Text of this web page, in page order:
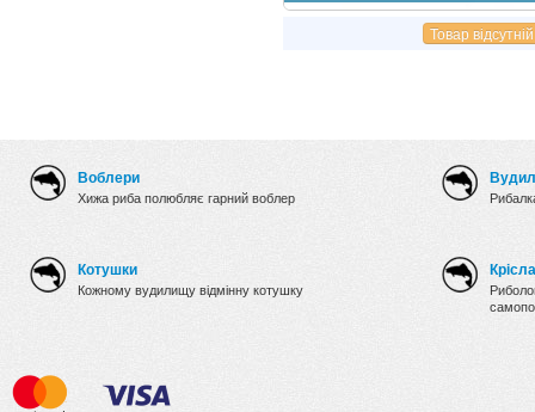
Товар відсутній
Воблери
Хижа риба полюбляє гарний воблер
Котушки
Кожному вудилищу відмінну котушку